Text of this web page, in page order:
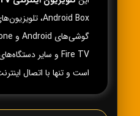
است و تنها با اتصال